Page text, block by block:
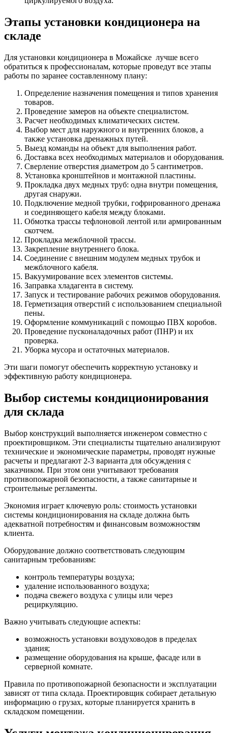
Этапы установки кондиционера на
складе
Для установки кондиционера в Можайске лучше всего
обратиться к профессионалам, которые проведут все этапы
работы по заранее составленному плану:
Определение назначения помещения и типов хранения
товаров.
Проведение замеров на объекте специалистом.
Расчет необходимых климатических систем.
Выбор мест для наружного и внутренних блоков, а
также установка дренажных путей.
Выезд команды на объект для выполнения работ.
Доставка всех необходимых материалов и оборудования.
Сверление отверстия диаметром до 5 сантиметров.
Установка кронштейнов и монтажной пластины.
Прокладка двух медных труб: одна внутри помещения,
другая снаружи.
Подключение медной трубки, гофрированного дренажа
и соединяющего кабеля между блоками.
Обмотка трассы тефлоновой лентой или армированным
скотчем.
Прокладка межблочной трассы.
Закрепление внутреннего блока.
Соединение с внешним модулем медных трубок и
межблочного кабеля.
Вакуумирование всех элементов системы.
Заправка хладагента в систему.
Запуск и тестирование рабочих режимов оборудования.
Герметизация отверстий с использованием специальной
пены.
Оформление коммуникаций с помощью ПВХ коробов.
Проведение пусконаладочных работ (ПНР) и их
проверка.
Уборка мусора и остаточных материалов.
Эти шаги помогут обеспечить корректную установку и
эффективную работу кондиционера.
Выбор системы кондиционирования
для склада
Выбор конструкций выполняется инженером совместно с
проектировщиком. Эти специалисты тщательно анализируют
технические и экономические параметры, проводят нужные
расчеты и предлагают 2-3 варианта для обсуждения с
заказчиком. При этом они учитывают требования
противопожарной безопасности, а также санитарные и
строительные регламенты.
Экономия играет ключевую роль: стоимость установки
системы кондиционирования на складе должна быть
адекватной потребностям и финансовым возможностям
клиента.
Оборудование должно соответствовать следующим
санитарным требованиям:
контроль температуры воздуха;
удаление использованного воздуха;
подача свежего воздуха с улицы или через
рециркуляцию.
Важно учитывать следующие аспекты:
возможность установки воздуховодов в пределах
здания;
размещение оборудования на крыше, фасаде или в
серверной комнате.
Правила по противопожарной безопасности и эксплуатации
зависят от типа склада. Проектировщик собирает детальную
информацию о грузах, которые планируется хранить в
складском помещении.